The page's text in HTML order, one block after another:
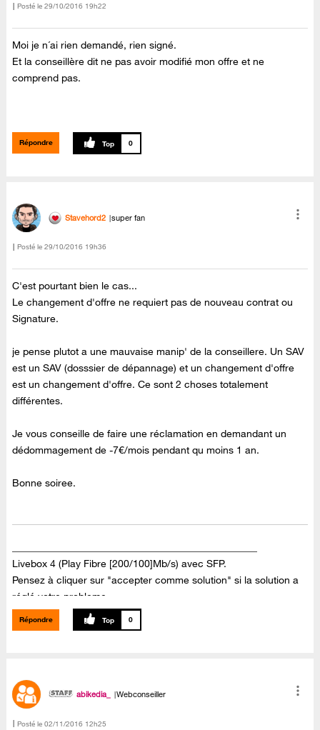
Posté le ‎29/10/2016 19h22
Moi je n´ai rien demandé, rien signé.
Et la conseillère dit ne pas avoir modifié mon offre et ne
comprend pas.
Répondre 0
Stavehord2 super fan
Posté le ‎29/10/2016 19h36
C'est pourtant bien le cas...
Le changement d'offre ne requiert pas de nouveau contrat ou
Signature.
je pense plutot a une mauvaise manip' de la conseillere. Un SAV
est un SAV (dosssier de dépannage) et un changement d'offre
est un changement d'offre. Ce sont 2 choses totalement
différentes.
Je vous conseille de faire une réclamation en demandant un
dédommagement de -7€/mois pendant qu moins 1 an.
Bonne soiree.
Livebox 4 (Play Fibre [200/100]Mb/s) avec SFP.
Pensez à cliquer sur "accepter comme solution" si la solution a
réglé votre probleme.
Répondre 0
abikedia_ Webconseiller
Posté le ‎02/11/2016 12h25